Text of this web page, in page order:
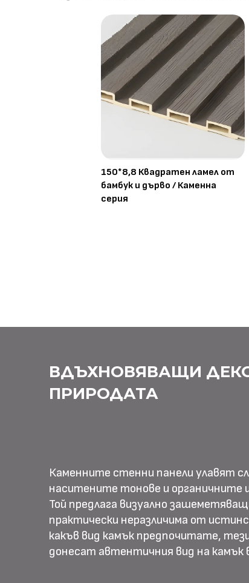
150*8,8 Квадратен ламел от
бамбук и дърво / Каменна
серия
ВДЪХНОВЯВАЩИ
ПРИРОДАТА
Каменните стенни панели улавят
наситените тонове и органичните
Той предлага визуално
практически неразличима от
какъв вид камък предпочитате,
донесат автентичния вид на